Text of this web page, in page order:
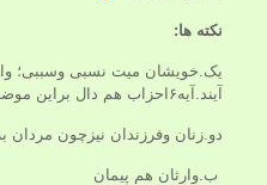
نکته ها:
یک.خویشان میت نسبی وسببی؛
آیند.آیه۶احزاب هم دال براین موضوع می بشد.
دو.زنان وفرزندان نیزچون
ب.وارثان هم پیمان